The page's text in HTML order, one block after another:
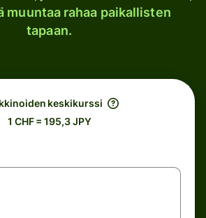
muuntaa rahaa paikallisten
tapaan.
keskikurssi
1 CHF = 195,3 JPY